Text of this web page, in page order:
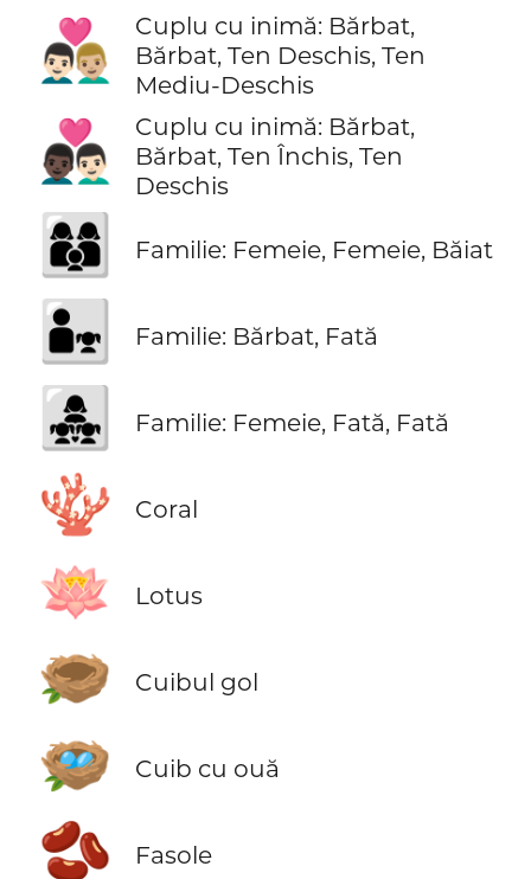
👨🏻‍❤️‍👨🏼
Cuplu cu inimă: Bărbat,
Bărbat, Ten Deschis, Ten
Mediu-Deschis
👨🏿‍❤️‍👨🏻
Cuplu cu inimă: Bărbat,
Bărbat, Ten Închis, Ten
Deschis
👩‍👩‍👦 Familie: Femeie, Femeie, Băiat
👨‍👧 Familie: Bărbat, Fată
👩‍👧‍👧 Familie: Femeie, Fată, Fată
🪸 Coral
🪷 Lotus
🪹 Cuibul gol
🪺 Cuib cu ouă
🫘 Fasole